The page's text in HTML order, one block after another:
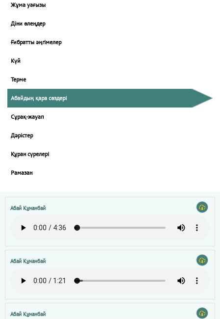
Жұма уағызы
Діни өлеңдер
Ғибратты әңгімелер
Күй
Терме
Абайдың қара сөздері
Сұрақ-жауап
Дәрістер
Құран сүрелері
Рамазан
Абай Құнанбай
Абай Құнанбай
Абай Құнанбай